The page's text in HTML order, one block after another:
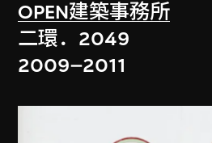
OPEN建築事務所
二環．2049
2009–2011